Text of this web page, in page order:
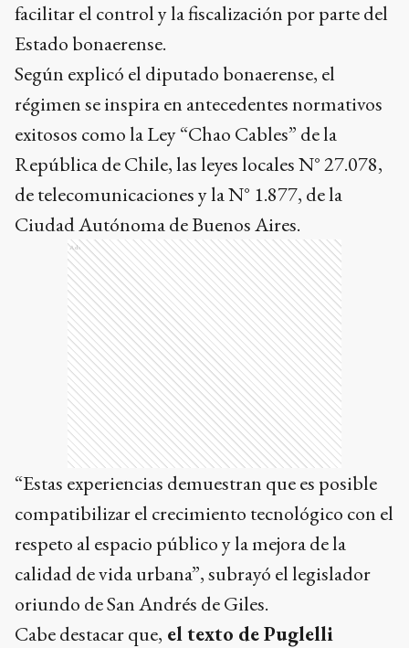
facilitar el control y la fiscalización por parte del
Estado bonaerense.
Según explicó el diputado bonaerense, el
régimen se inspira en antecedentes normativos
exitosos como la Ley “Chao Cables” de la
República de Chile, las leyes locales N° 27.078,
de telecomunicaciones y la N° 1.877, de la
Ciudad Autónoma de Buenos Aires.
Ads
“Estas experiencias demuestran que es posible
compatibilizar el crecimiento tecnológico con el
respeto al espacio público y la mejora de la
calidad de vida urbana”, subrayó el legislador
oriundo de San Andrés de Giles.
Cabe destacar que, el texto de Puglelli